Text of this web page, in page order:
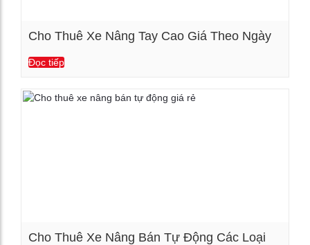
Cho Thuê Xe Nâng Tay Cao Giá Theo Ngày
Đọc tiếp
Cho Thuê Xe Nâng Bán Tự Động Các Loại